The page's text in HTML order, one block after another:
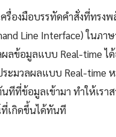
ครื่องมือบรรทัดคำสั่งที่ทรง
Line Interface) ในภาษ
ลข้อมูลแบบ Real-time ไ
ะมวลผลแบบ Real-time ห
ทีที่ข้อมูลเข้ามา ทำให้เรา
เกิดขึ้นได้ทันที